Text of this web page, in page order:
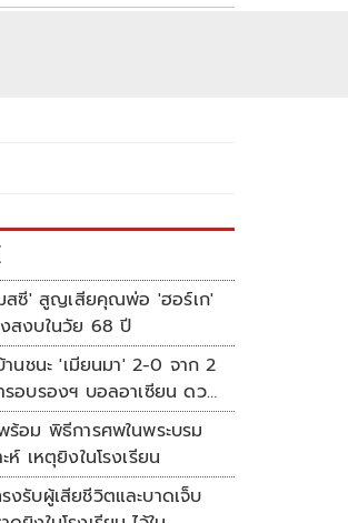
มสซี' สูญเสียคุณพ่อ 'ฮอร์เก'
งสงบในวัย 68 ปี
านชนะ 'เมียนมา' 2-0 จาก 2
รอบรองฯ บอลอาเซียน ดวล
ร้อม พิธีการศพในพระบรม
ะห์ เหตุยิงในโรงเรียน
งรับผู้เสียชีวิตและบาดเจ็บ